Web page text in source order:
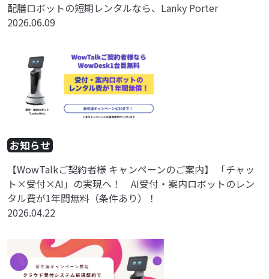
配膳ロボットの短期レンタルなら、Lanky Porter
2026.06.09
お知らせ
【WowTalkご契約者様 キャンペーンのご案内】 「チャッ
ト×受付×AI」の実現へ！ AI受付・案内ロボットのレン
タル費が1年間無料（条件あり）！
2026.04.22